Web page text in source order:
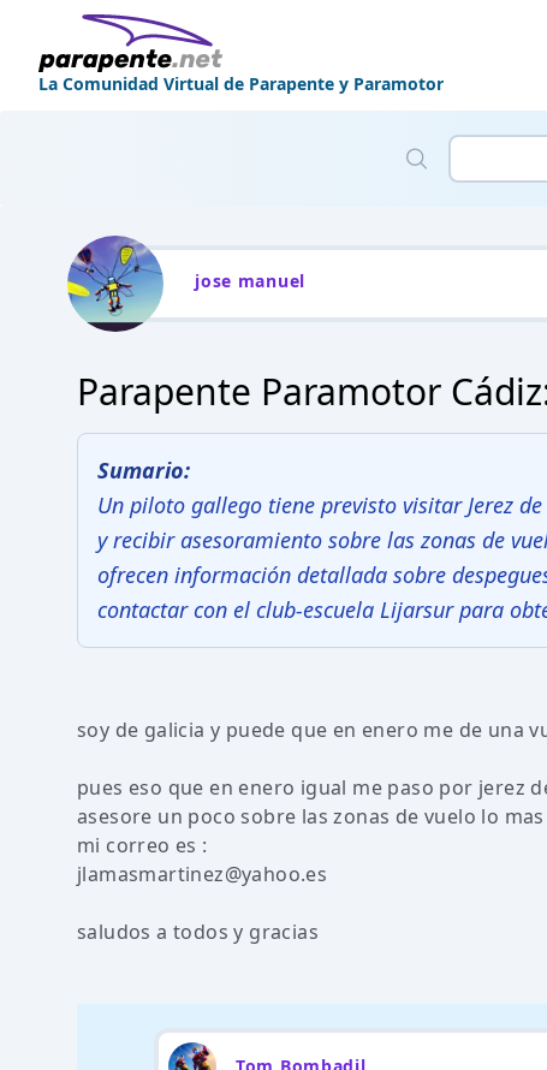
La Comunidad Virtual de Parapente y Paramotor
jose manuel
Parapente Paramotor
Sumario:
Un piloto gallego tiene previsto visitar Jerez
y recibir asesoramiento sobre las zonas de
ofrecen información detallada sobre
contactar con el club-escuela Lijarsur para
soy de galicia y puede que en enero me de una
pues eso que en enero igual me paso por jerez
asesore un poco sobre las zonas de vuelo lo
mi correo es :
jlamasmartinez@yahoo.es
saludos a todos y gracias